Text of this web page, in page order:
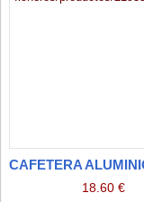
18.60 €